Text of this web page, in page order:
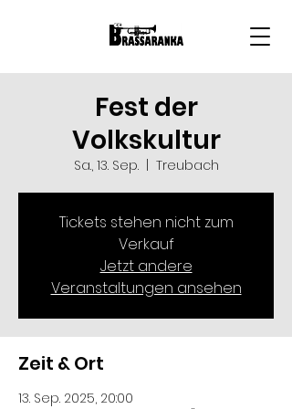
Fest der
Volkskultur
Sa., 13. Sep.
  |
Treubach
Tickets stehen nicht zum
Verkauf
Jetzt andere
Veranstaltungen ansehen
Zeit & Ort
13. Sep. 2025, 20:00